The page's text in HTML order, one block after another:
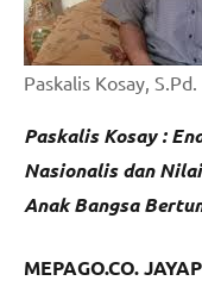
Paskalis Kosay,
Paskalis Kosay :
Nasionalis dan
Anak Bangsa
MEPAGO.CO.